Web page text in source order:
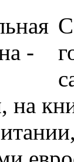
на